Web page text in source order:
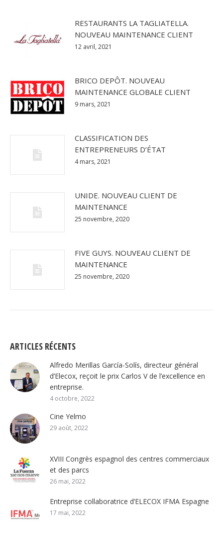
RESTAURANTS LA TAGLIATELLA.
NOUVEAU MAINTENANCE CLIENT
12 avril, 2021
BRICO DEPÔT. NOUVEAU
MAINTENANCE GLOBALE CLIENT
9 mars, 2021
CLASSIFICATION DES
ENTREPRENEURS D’ÉTAT
4 mars, 2021
UNIDE. NOUVEAU CLIENT DE
MAINTENANCE
25 novembre, 2020
FIVE GUYS. NOUVEAU CLIENT DE
MAINTENANCE
25 novembre, 2020
ARTICLES RÉCENTS
Alfredo Merillas García-Solís, directeur général
d’Elecox, reçoit le prix Carlos V de l’excellence en
entreprise.
4 octobre, 2022
Cine Yelmo
29 août, 2022
XVIII Congrès espagnol des centres commerciaux
et des parcs
26 mai, 2022
Entreprise collaboratrice d’ELECOX IFMA Espagne
17 mai, 2022